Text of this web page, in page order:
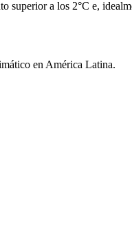
superior a los 2°C e,
en América Latina.